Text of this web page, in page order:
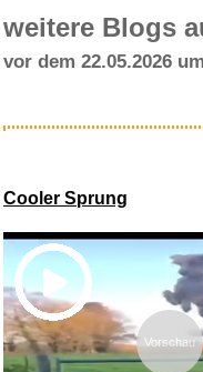
weitere Blogs
vor dem 22.05.2026
Cooler Sprung
Vorschau